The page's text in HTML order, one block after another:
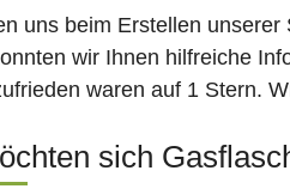
uns beim Erstellen
wir Ihnen hilfreiche
waren auf 1 Stern.
sich